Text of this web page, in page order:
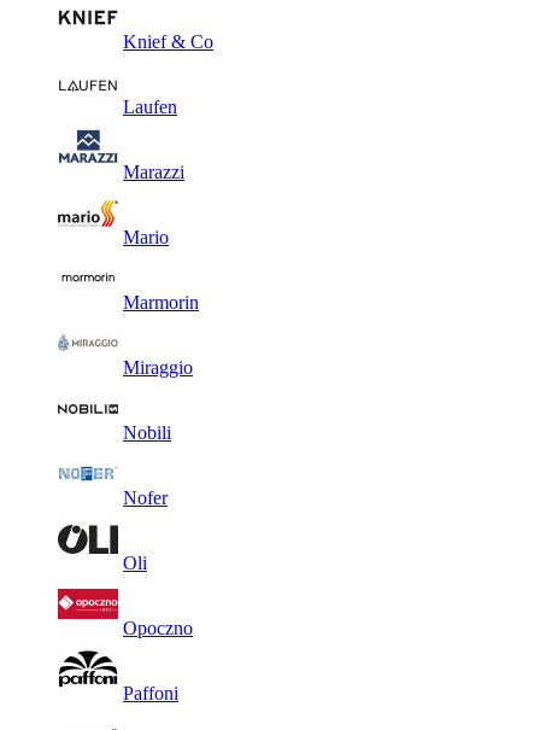
Knief & Co
Laufen
Marazzi
Mario
Marmorin
Miraggio
Nobili
Nofer
Oli
Opoczno
Paffoni